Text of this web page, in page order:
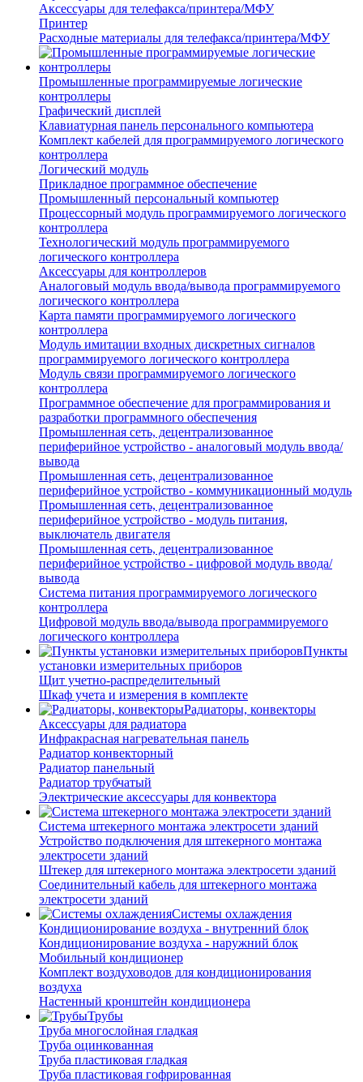
Аксессуары для телефакса/принтера/МФУ
Принтер
Расходные материалы для телефакса/принтера/МФУ
Промышленные программируемые логические
контроллеры
Графический дисплей
Клавиатурная панель персонального компьютера
Комплект кабелей для программируемого логического
контроллера
Логический модуль
Прикладное программное обеспечение
Промышленный персональный компьютер
Процессорный модуль программируемого логического
контроллера
Технологический модуль программируемого
логического контроллера
Аксессуары для контроллеров
Аналоговый модуль ввода/вывода программируемого
логического контроллера
Карта памяти программируемого логического
контроллера
Модуль имитации входных дискретных сигналов
программируемого логического контроллера
Модуль связи программируемого логического
контроллера
Программное обеспечение для программирования и
разработки программного обеспечения
Промышленная сеть, децентрализованное
периферийное устройство - аналоговый модуль ввода/
вывода
Промышленная сеть, децентрализованное
периферийное устройство - коммуникационный модуль
Промышленная сеть, децентрализованное
периферийное устройство - модуль питания,
выключатель двигателя
Промышленная сеть, децентрализованное
периферийное устройство - цифровой модуль ввода/
вывода
Система питания программируемого логического
контроллера
Цифровой модуль ввода/вывода программируемого
логического контроллера
Пункты
установки измерительных приборов
Щит учетно-распределительный
Шкаф учета и измерения в комплекте
Радиаторы, конвекторы
Аксессуары для радиатора
Инфракрасная нагревательная панель
Радиатор конвекторный
Радиатор панельный
Радиатор трубчатый
Электрические аксессуары для конвектора
Система штекерного монтажа электросети зданий
Устройство подключения для штекерного монтажа
электросети зданий
Штекер для штекерного монтажа электросети зданий
Соединительный кабель для штекерного монтажа
электросети зданий
Системы охлаждения
Кондиционирование воздуха - внутренний блок
Кондиционирование воздуха - наружний блок
Мобильный кондиционер
Комплект воздуховодов для кондиционирования
воздуха
Настенный кронштейн кондиционера
Трубы
Труба многослойная гладкая
Труба оцинкованная
Труба пластиковая гладкая
Труба пластиковая гофрированная